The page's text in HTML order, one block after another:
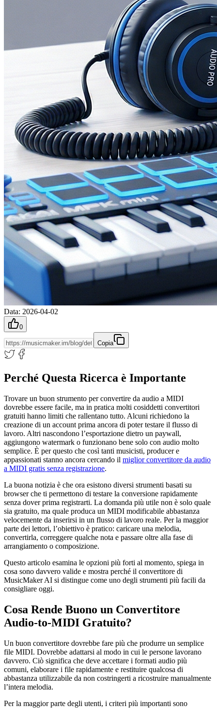
Data: 2026-04-02
0
Copia
Perché Questa Ricerca è Importante
Trovare un buon strumento per convertire da audio a MIDI
dovrebbe essere facile, ma in pratica molti cosiddetti convertitori
gratuiti hanno limiti che rallentano tutto. Alcuni richiedono la
creazione di un account prima ancora di poter testare il flusso di
lavoro. Altri nascondono l’esportazione dietro un paywall,
aggiungono watermark o funzionano bene solo con audio molto
semplice. È per questo che così tanti musicisti, producer e
appassionati stanno ancora cercando il miglior convertitore da audio
a MIDI gratis senza registrazione.
La buona notizia è che ora esistono diversi strumenti basati su
browser che ti permettono di testare la conversione rapidamente
senza dover prima registrarti. La domanda più utile non è solo quale
sia gratuito, ma quale produca un MIDI modificabile abbastanza
velocemente da inserirsi in un flusso di lavoro reale. Per la maggior
parte dei lettori, l’obiettivo è pratico: caricare una melodia,
convertirla, correggere qualche nota e passare oltre alla fase di
arrangiamento o composizione.
Questo articolo esamina le opzioni più forti al momento, spiega in
cosa sono davvero valide e mostra perché il convertitore di
MusicMaker AI si distingue come uno degli strumenti più facili da
consigliare oggi.
Cosa Rende Buono un Convertitore
Audio‑to‑MIDI Gratuito?
Un buon convertitore dovrebbe fare più che produrre un semplice
file MIDI. Dovrebbe adattarsi al modo in cui le persone lavorano
davvero. Ciò significa che deve accettare i formati audio più
comuni, elaborare i file rapidamente e restituire qualcosa di
abbastanza utilizzabile da non costringerti a ricostruire manualmente
l’intera melodia.
Per la maggior parte degli utenti, i criteri più importanti sono